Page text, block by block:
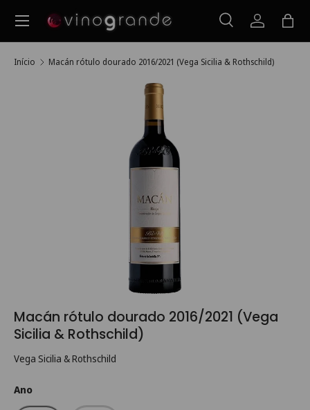
Ir para o conteúdo
Pesquisar
PesquisarIniciarSaco
Menu
Início Macán rótulo dourado 2016/2021 (Vega Sicilia & Rothschild)
Macán rótulo dourado 2016/2021 (Vega
Sicilia & Rothschild)
Vega Sicilia & Rothschild
Ano